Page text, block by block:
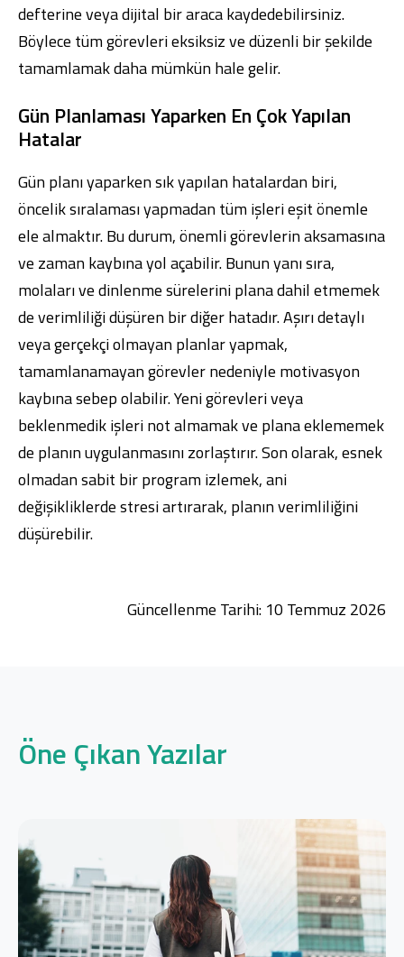
defterine veya dijital bir araca kaydedebilirsiniz.
Böylece tüm görevleri eksiksiz ve düzenli bir şekilde
tamamlamak daha mümkün hale gelir.
Gün Planlaması Yaparken En Çok Yapılan
Hatalar
Gün planı yaparken sık yapılan hatalardan biri,
öncelik sıralaması yapmadan tüm işleri eşit önemle
ele almaktır. Bu durum, önemli görevlerin aksamasına
ve zaman kaybına yol açabilir. Bunun yanı sıra,
molaları ve dinlenme sürelerini plana dahil etmemek
de verimliliği düşüren bir diğer hatadır. Aşırı detaylı
veya gerçekçi olmayan planlar yapmak,
tamamlanamayan görevler nedeniyle motivasyon
kaybına sebep olabilir. Yeni görevleri veya
beklenmedik işleri not almamak ve plana eklememek
de planın uygulanmasını zorlaştırır. Son olarak, esnek
olmadan sabit bir program izlemek, ani
değişikliklerde stresi artırarak, planın verimliliğini
düşürebilir.
Güncellenme Tarihi: 10 Temmuz 2026
Öne Çıkan Yazılar